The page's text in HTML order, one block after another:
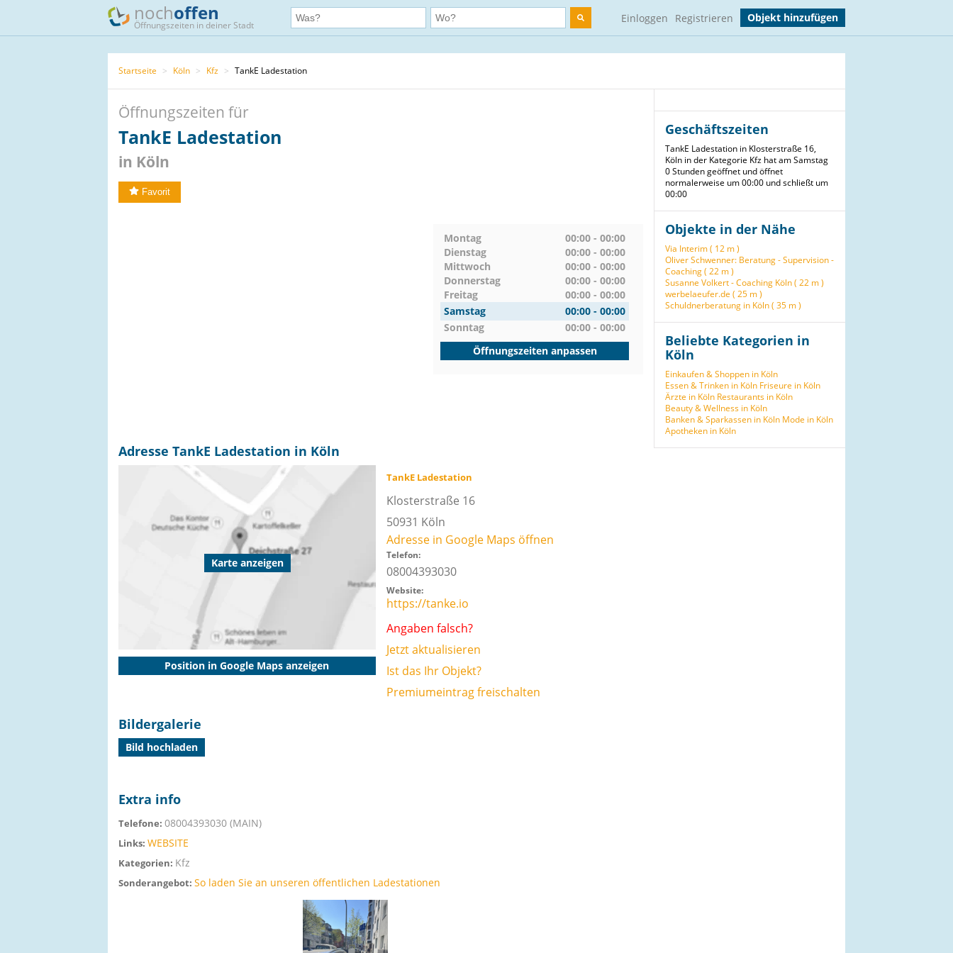
nochoffen
Öffnungszeiten in deiner Stadt
Einloggen Registrieren Objekt hinzufügen
Startseite > Köln > Kfz > TankE Ladestation
Öffnungszeiten für
TankE Ladestation
in Köln
Favorit
Montag
00:00 - 00:00
Dienstag
00:00 - 00:00
Mittwoch
00:00 - 00:00
Donnerstag
00:00 - 00:00
Freitag
00:00 - 00:00
Samstag
00:00 - 00:00
Sonntag
00:00 - 00:00
Öffnungszeiten anpassen
Adresse TankE Ladestation in Köln
Karte anzeigen
Position in Google Maps anzeigen
TankE Ladestation
Klosterstraße 16
50931 Köln
Adresse in Google Maps öffnen
Telefon:
08004393030
Website:
https://tanke.io
Angaben falsch?
Jetzt aktualisieren
Ist das Ihr Objekt?
Premiumeintrag freischalten
Bildergalerie
Bild hochladen
Extra info
Telefone: 08004393030 (MAIN)
Links: WEBSITE
Kategorien: Kfz
Sonderangebot: So laden Sie an unseren öffentlichen Ladestationen
Geschäftszeiten
TankE Ladestation in Klosterstraße 16,
Köln in der Kategorie Kfz hat am Samstag
0 Stunden geöffnet und öffnet
normalerweise um 00:00 und schließt um
00:00
Objekte in der Nähe
Via Interim ( 12 m )
Oliver Schwenner: Beratung - Supervision -
Coaching ( 22 m )
Susanne Volkert - Coaching Köln ( 22 m )
werbelaeufer.de ( 25 m )
Schuldnerberatung in Köln ( 35 m )
Beliebte Kategorien in
Köln
Einkaufen & Shoppen in Köln
Essen & Trinken in Köln Friseure in Köln
Ärzte in Köln Restaurants in Köln
Beauty & Wellness in Köln
Banken & Sparkassen in Köln Mode in Köln
Apotheken in Köln